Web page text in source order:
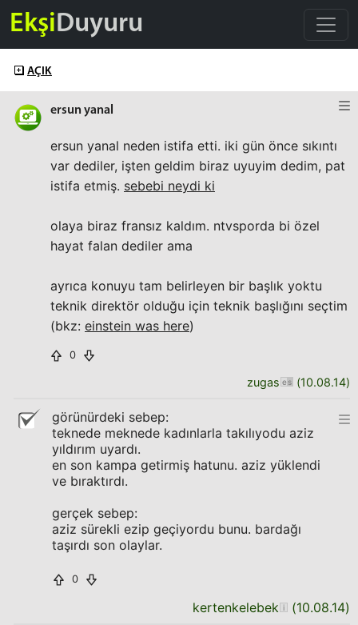
EkşiDuyuru
AÇIK
ersun yanal
ersun yanal neden istifa etti. iki gün önce sıkıntı
var dediler, işten geldim biraz uyuyim dedim, pat
istifa etmiş. sebebi neydi ki
olaya biraz fransız kaldım. ntvsporda bi özel
hayat falan dediler ama
ayrıca konuyu tam belirleyen bir başlık yoktu
teknik direktör olduğu için teknik başlığını seçtim
(bkz: einstein was here)
0
zugas (10.08.14)
görünürdeki sebep:
teknede meknede kadınlarla takılıyodu aziz
yıldırım uyardı.
en son kampa getirmiş hatunu. aziz yüklendi
ve bıraktırdı.
gerçek sebep:
aziz sürekli ezip geçiyordu bunu. bardağı
taşırdı son olaylar.
0
kertenkelebek (10.08.14)